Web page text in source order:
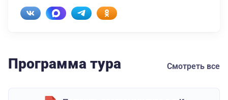
Программа тура Смотреть все